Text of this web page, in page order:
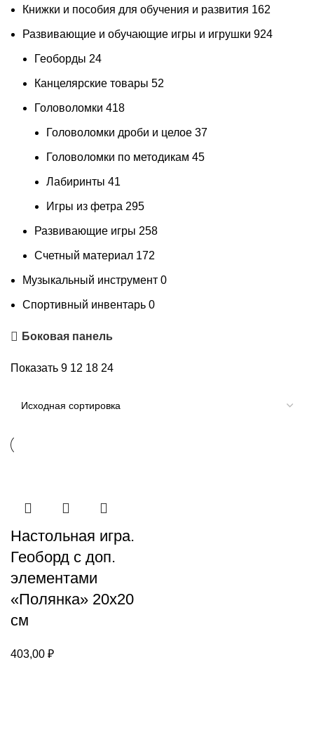
Книжки и пособия для обучения и развития 162
Развивающие и обучающие игры и игрушки 924
Геоборды 24
Канцелярские товары 52
Головоломки 418
Головоломки дроби и целое 37
Головоломки по методикам 45
Лабиринты 41
Игры из фетра 295
Развивающие игры 258
Счетный материал 172
Музыкальный инструмент 0
Спортивный инвентарь 0
Боковая панель
Показать 9 12 18 24
Настольная игра.
Геоборд с доп.
элементами
«Полянка» 20х20
см
403,00 ₽